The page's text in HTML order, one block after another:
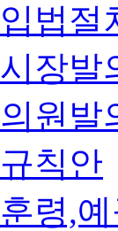
입법절
시장발
의원발
규칙안
훈령,